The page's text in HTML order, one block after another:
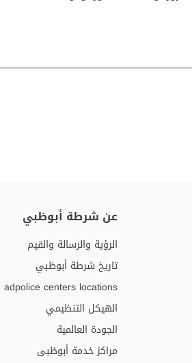
عن شرطة أبوظبي
الرؤية والرسالة والقيم
تاريخ شرطة أبوظبي
adpolice centers locations
الهيكل التنظيمي
الجودة العالمية
مراكز خدمة أبوظبى